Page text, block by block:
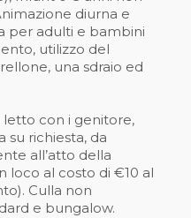
diurna e
per adulti e bambini
utilizzo del
una sdraio ed
letto con i genitore,
su richiesta, da
all’atto della
loco al costo di €10 al
Culla non
e bungalow.